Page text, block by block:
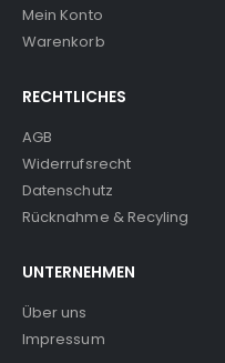
Mein Konto
Warenkorb
RECHTLICHES
AGB
Widerrufsrecht
Datenschutz
Rücknahme & Recyling
UNTERNEHMEN
Über uns
Impressum